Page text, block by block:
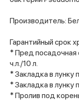
Производитель:
Гарантийный срок
* Пред посадочная
ч.л./10 л.
* Закладка в лунку
* Закладка в лунку
* Пролив под